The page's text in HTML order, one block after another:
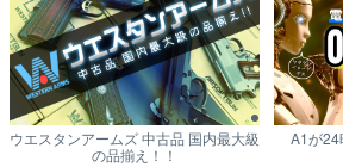
ウエスタンアームズ 中古品 国内最大級
の品揃え！！
A1が24